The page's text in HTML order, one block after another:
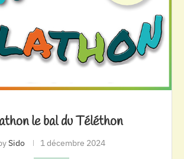
le bal du Téléthon
Sido 1 décembre 2024